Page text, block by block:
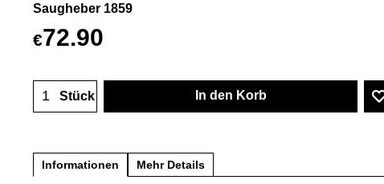
Saugheber 1859
€72.90
Stück In den Korb
Informationen Mehr Details